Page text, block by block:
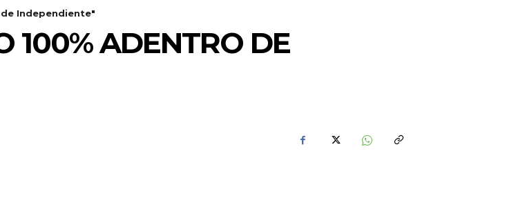
de Independiente"
100% ADENTRO DE